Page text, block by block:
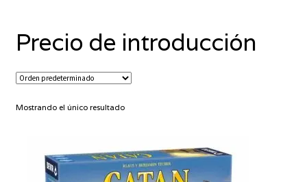
Precio de introducción
Mostrando el único resultado